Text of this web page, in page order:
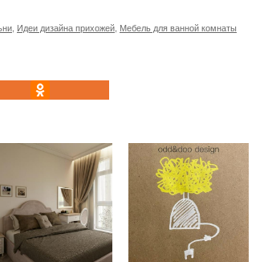
Идеи дизайна прихожей Мебель для ванной комнаты